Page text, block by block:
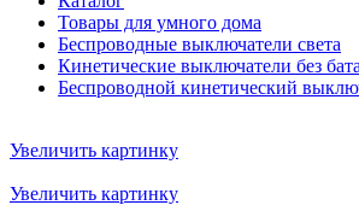
Товары для умного дома
Беспроводные выключатели света
Кинетические выключатели без
Беспроводной кинетический
Увеличить картинку
Увеличить картинку